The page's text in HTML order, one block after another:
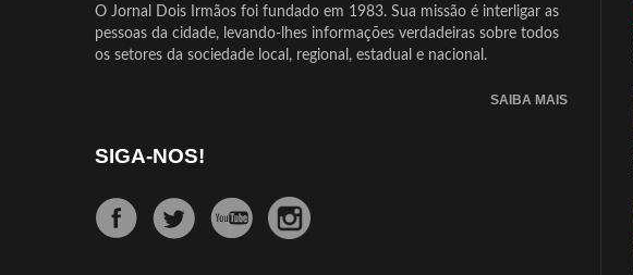
O Jornal Dois Irmãos foi fundado em 1983. Sua missão é interligar as
pessoas da cidade, levando-lhes informações verdadeiras sobre todos
os setores da sociedade local, regional, estadual e nacional.
SAIBA MAIS
SIGA-NOS!